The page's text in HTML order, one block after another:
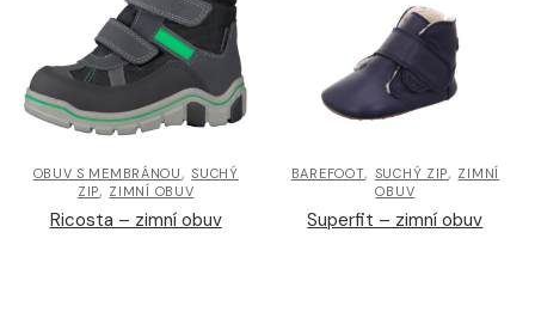
OBUV S MEMBRÁNOU,SUCHÝ
ZIP, ZIMNÍ OBUV
Ricosta – zimní obuv
BAREFOOT, SUCHÝ ZIP, ZIMNÍ
OBUV
Superfit – zimní obuv